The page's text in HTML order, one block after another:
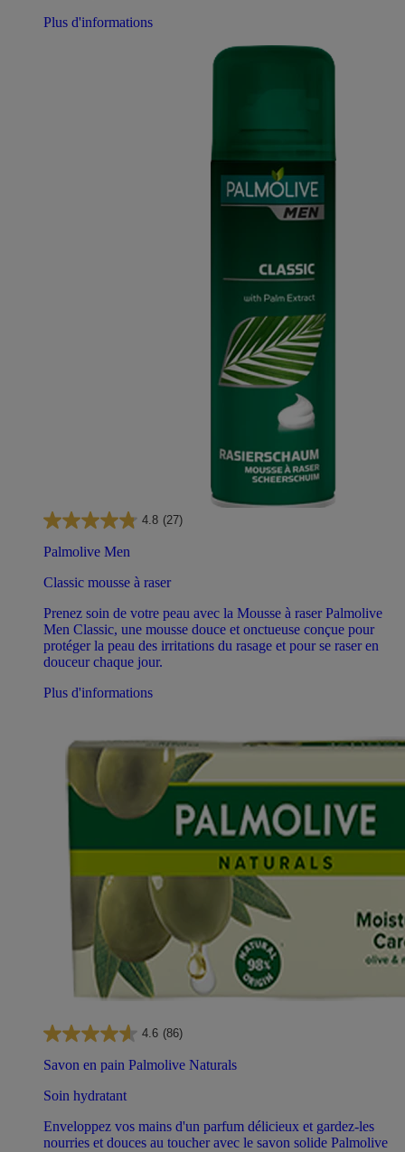
Plus d'informations
4.8 (27)
Palmolive Men
Classic mousse à raser
Prenez soin de votre peau avec la Mousse à raser Palmolive
Men Classic, une mousse douce et onctueuse conçue pour
protéger la peau des irritations du rasage et pour se raser en
douceur chaque jour.
Plus d'informations
4.6 (86)
Savon en pain Palmolive Naturals
Soin hydratant
Enveloppez vos mains d'un parfum délicieux et gardez-les
nourries et douces au toucher avec le savon solide Palmolive